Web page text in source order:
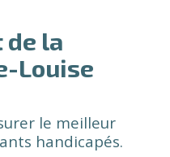
de la
Louise
le meilleur
handicapés.